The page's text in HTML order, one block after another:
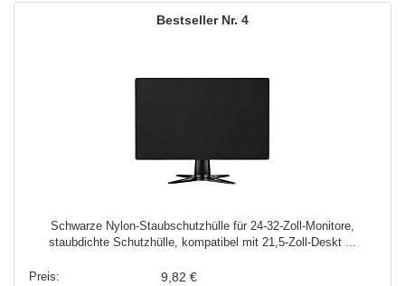
4
Schwarze Nylon-Staubschutzhülle für 24-32-Zoll-Monitore,
staubdichte Schutzhülle, kompatibel mit 21,5-Zoll-Deskt ...
9,82 €